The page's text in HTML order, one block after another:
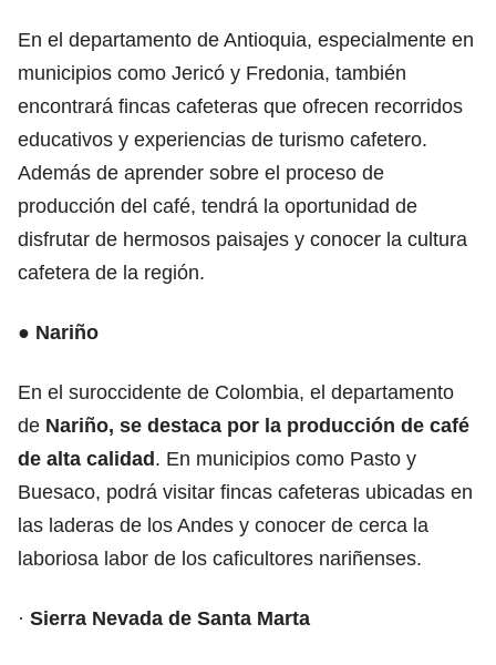
En el departamento de Antioquia, especialmente en
municipios como Jericó y Fredonia, también
encontrará fincas cafeteras que ofrecen recorridos
educativos y experiencias de turismo cafetero.
Además de aprender sobre el proceso de
producción del café, tendrá la oportunidad de
disfrutar de hermosos paisajes y conocer la cultura
cafetera de la región.
● Nariño
En el suroccidente de Colombia, el departamento
de Nariño, se destaca por la producción de café
de alta calidad. En municipios como Pasto y
Buesaco, podrá visitar fincas cafeteras ubicadas en
las laderas de los Andes y conocer de cerca la
laboriosa labor de los caficultores nariñenses.
· Sierra Nevada de Santa Marta